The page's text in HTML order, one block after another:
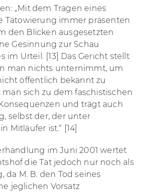
„Mit dem Tragen eines
Tätowierung immer präsenten
den Blicken ausgesetzten
Gesinnung zur Schau
im Urteil. [13] Das Gericht stellt
man nichts unternimmt, um
öffentlich bekannt zu
sich zu dem faschistischen
und trägt auch
selbst der, der unter
Mitläufer ist.“ [14]
im Juni 2001 wertet
die Tat jedoch nur noch als
da M. B. den Tod seines
jeglichen Vorsatz